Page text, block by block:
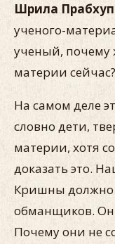
Шрила
ученого-
ученый, почему
материи сейчас?
На самом деле
словно дети,
материи, хотя
доказать это.
Кришны должно
обманщиков.
Почему они не